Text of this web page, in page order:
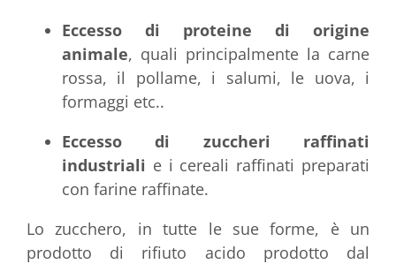
Eccesso di proteine di origine
animale, quali principalmente la carne
rossa, il pollame, i salumi, le uova, i
formaggi etc..
Eccesso di zuccheri raffinati
industriali e i cereali raffinati preparati
con farine raffinate.
Lo zucchero, in tutte le sue forme, è un
prodotto di rifiuto acido prodotto dal